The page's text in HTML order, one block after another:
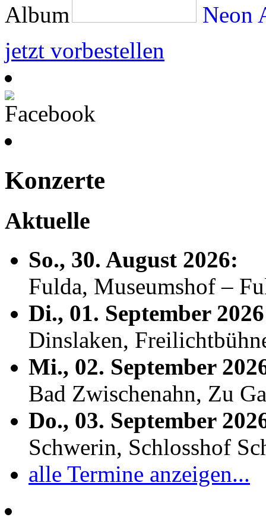
Neon
jetzt vorbestellen
Konzerte
Aktuelle
So., 30. August 2026:
Fulda, Museumshof –
Di., 01. September
Dinslaken,
Mi., 02. September
Bad Zwischenahn, Zu
Do., 03. September
Schwerin, Schlosshof
alle Termine anzeigen...